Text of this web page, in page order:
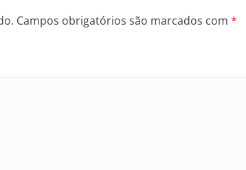
Campos obrigatórios são marcados com *